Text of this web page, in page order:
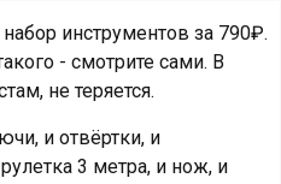
инструментов за 790₽.
- смотрите сами. В
не теряется.
и отвёртки, и
3 метра, и нож, и